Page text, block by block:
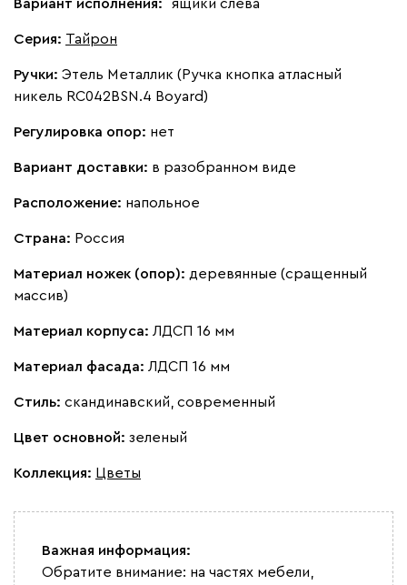
Вариант исполнения: ящики слева
Серия: Тайрон
Ручки: Этель Металлик (Ручка кнопка атласный
никель RC042BSN.4 Boyard)
Регулировка опор: нет
Вариант доставки: в разобранном виде
Расположение: напольное
Страна: Россия
Материал ножек (опор): деревянные (сращенный
массив)
Материал корпуса: ЛДСП 16 мм
Материал фасада: ЛДСП 16 мм
Стиль: скандинавский, современный
Цвет основной: зеленый
Коллекция: Цветы
Важная информация:
Обратите внимание: на частях мебели,